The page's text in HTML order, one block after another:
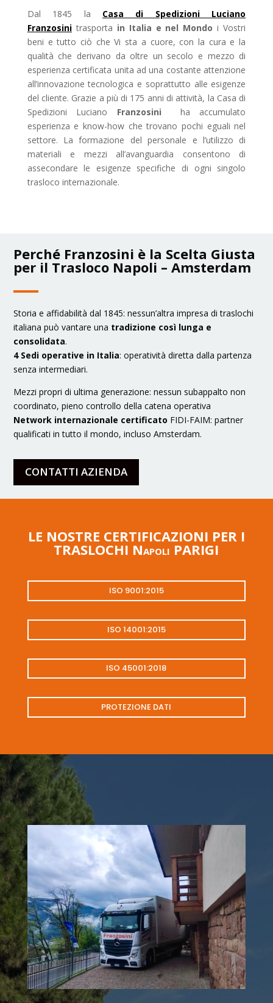
Dal 1845 la Casa di Spedizioni Luciano
Franzosinitrasporta in Italia e nel Mondo i Vostri
beni e tutto ciò che Vi sta a cuore, con la cura e la
qualità che derivano da oltre un secolo e mezzo di
esperienza certificata unita ad una costante attenzione
all’innovazione tecnologica e soprattutto alle esigenze
del cliente. Grazie a più di 175 anni di attività, la Casa di
Spedizioni Luciano Franzosini
ha accumulato
esperienza e know-how che trovano pochi eguali nel
settore. La formazione del personale e l’utilizzo di
materiali e mezzi all’avanguardia consentono di
assecondare le esigenze specifiche di ogni singolo
trasloco internazionale.
Perché Franzosini è la Scelta Giusta
per il Trasloco Napoli – Amsterdam
Storia e affidabilità dal 1845: nessun’altra impresa di traslochi
italiana può vantare una tradizione così lunga e
consolidata.
4 Sedi operative in Italia: operatività diretta dalla partenza
senza intermediari.
Mezzi propri di ultima generazione: nessun subappalto non
coordinato, pieno controllo della catena operativa
Network internazionale certificato FIDI-FAIM: partner
qualificati in tutto il mondo, incluso Amsterdam.
CONTATTI AZIENDA
LE NOSTRE CERTIFICAZIONI PER I
TRASLOCHI Napoli PARIGI
ISO 9001:2015
ISO 14001:2015
ISO 45001:2018
PROTEZIONE DATI